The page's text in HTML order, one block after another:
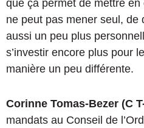
que ça permet de mettre
ne peut pas mener seul, de
aussi un peu plus
s’investir encore plus pour
manière un peu différente.
Corinne Tomas-Bezer (C
mandats au Conseil de